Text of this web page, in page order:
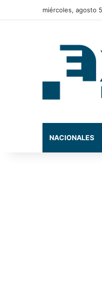
miércoles, agosto
NACIONALES